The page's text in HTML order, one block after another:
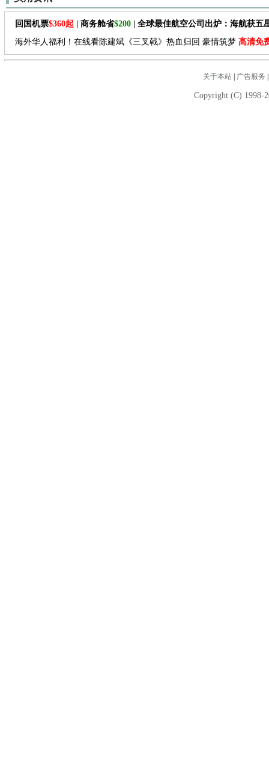
回国机票$360起 | 商务舱省$200 | 全球最佳航空公司出炉：海航获五
海外华人福利！在线看陈建斌《三叉戟》热血归回 豪情筑梦 高清免
关于本站| 广告服务
Copyright (C) 1998-